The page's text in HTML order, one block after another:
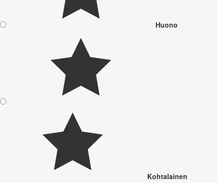
Huono
Kohtalainen